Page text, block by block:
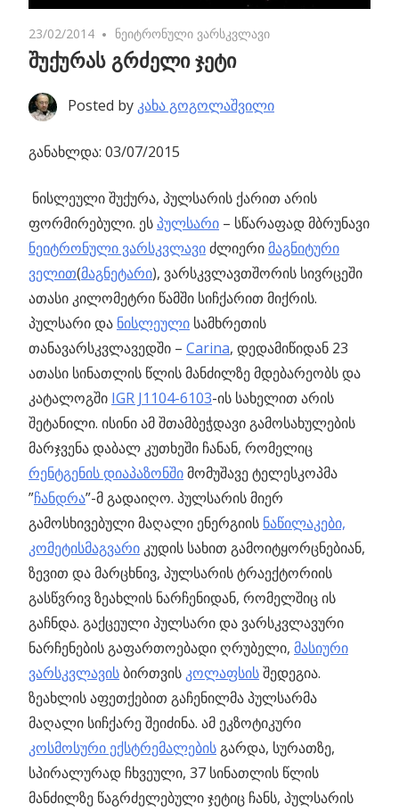
23/02/2014 No comments
ნეიტრონული ვარსკვლავი
შუქურას გრძელი ჯეტი
Posted by კახა გოგოლაშვილი
განახლდა: 03/07/2015
ნისლეული შუქურა, პულსარის ქარით არის
ფორმირებული. ესპულსარი – სწარაფად მბრუნავი
ნეიტრონული ვარსკვლავიძლიერიმაგნიტური
ველით(მაგნეტარი), ვარსკვლავთშორის სივრცეში
ათასი კილომეტრი წამში სიჩქარით მიქრის.
პულსარი და ნისლეული სამხრეთის
თანავარსკვლავედში – Carina, დედამიწიდან 23
ათასი სინათლის წლის მანძილზე მდებარეობს და
კატალოგში IGR J1104-6103-ის სახელით არის
შეტანილი. ისინი ამ შთამბეჭდავი გამოსახულების
მარჯვენა დაბალ კუთხეში ჩანან, რომელიც
რენტგენის დიაპაზონშიმომუშავე ტელესკოპმა
”ჩანდრა”-მ გადაიღო. პულსარის მიერ
გამოსხივებული მაღალი ენერგიის ნაწილაკები,
კომეტისმაგვარი კუდის სახით გამოიტყორცნებიან,
ზევით და მარცხნივ, პულსარის ტრაექტორიის
გასწვრივ ზეახლის ნარჩენიდან, რომელშიც ის
გაჩნდა. გაქცეული პულსარი და ვარსკვლავური
ნარჩენების გაფართოებადი ღრუბელი, მასიური
ვარსკვლავისბირთვის კოლაფსისშედეგია.
ზეახლის აფეთქებით გაჩენილმა პულსარმა
მაღალი სიჩქარე შეიძინა. ამ ეკზოტიკური
კოსმოსური ექსტრემალებისგარდა, სურათზე,
სპირალურად ჩხვეული, 37 სინათლის წლის
მანძილზე წაგრძელებული ჯეტიც ჩანს, პულსარის